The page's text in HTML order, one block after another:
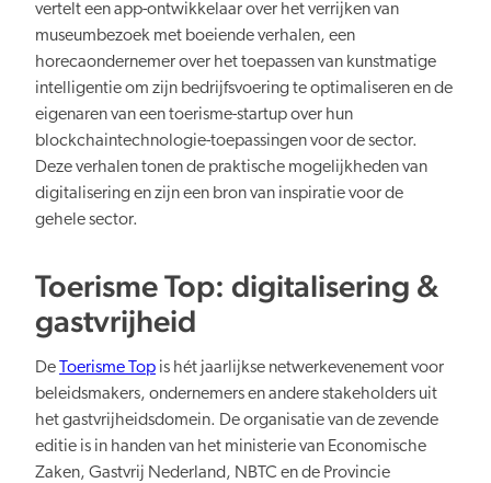
vertelt een app-ontwikkelaar over het verrijken van
museumbezoek met boeiende verhalen, een
horecaondernemer over het toepassen van kunstmatige
intelligentie om zijn bedrijfsvoering te optimaliseren en de
eigenaren van een toerisme-startup over hun
blockchaintechnologie-toepassingen voor de sector.
Deze verhalen tonen de praktische mogelijkheden van
digitalisering en zijn een bron van inspiratie voor de
gehele sector.
Toerisme Top: digitalisering &
gastvrijheid
De Toerisme Top is hét jaarlijkse netwerkevenement voor
beleidsmakers, ondernemers en andere stakeholders uit
het gastvrijheidsdomein. De organisatie van de zevende
editie is in handen van het ministerie van Economische
Zaken, Gastvrij Nederland, NBTC en de Provincie